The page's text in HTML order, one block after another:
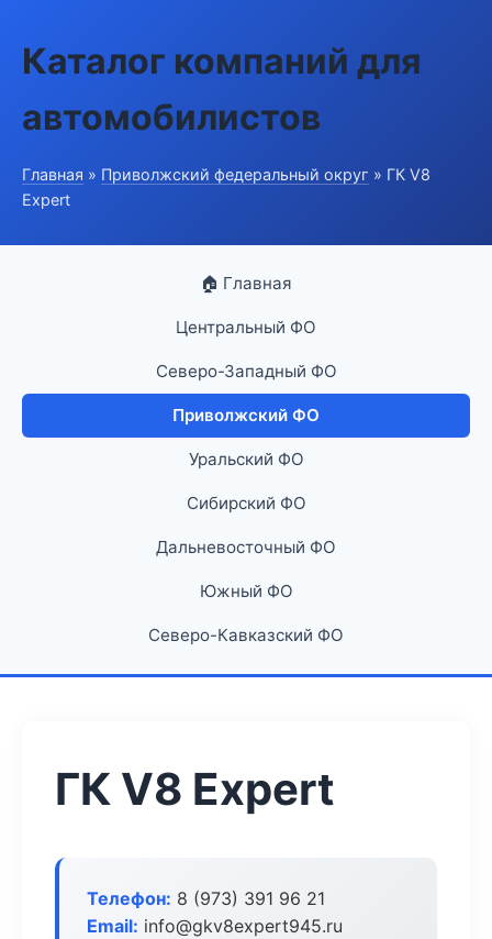
Каталог компаний для
автомобилистов
Главная » Приволжский федеральный округ » ГК V8
Expert
🏠 Главная
Центральный ФО
Северо-Западный ФО
Приволжский ФО
Уральский ФО
Сибирский ФО
Дальневосточный ФО
Южный ФО
Северо-Кавказский ФО
ГК V8 Expert
Телефон: 8 (973) 391 96 21
Email: info@gkv8expert945.ru